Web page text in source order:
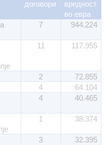
договори
вредност
во евра
7 944.224
11 117.955
2
72.855
4
64.104
4 40.465
1 38.374
3 32.395